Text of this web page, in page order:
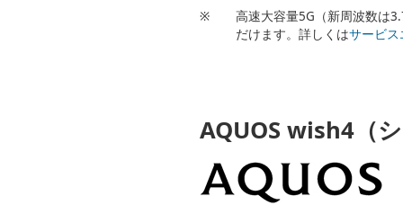
※
高速大容量5G（新周波数は
だけます。詳しくはサービス
AQUOS wish4（